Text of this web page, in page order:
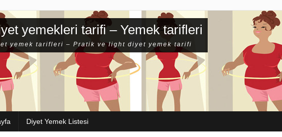
yemekleri tarifi – Yemek tarifleri
yemek tarifleri – Pratik ve light diyet yemek tarifi
Diyet Yemek Listesi